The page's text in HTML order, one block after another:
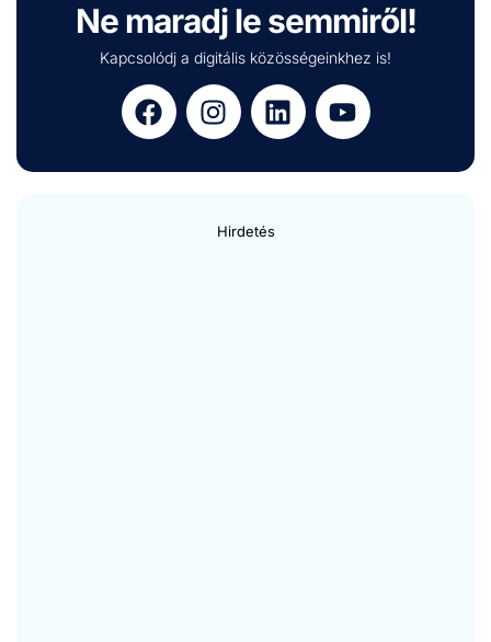
Ne maradj le semmiről!
Kapcsolódj a digitális közösségeinkhez is!
Hirdetés